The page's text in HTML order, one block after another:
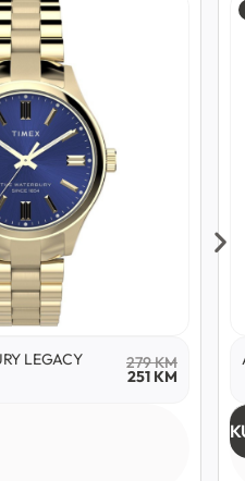
LEGACY 279KM
251 KM